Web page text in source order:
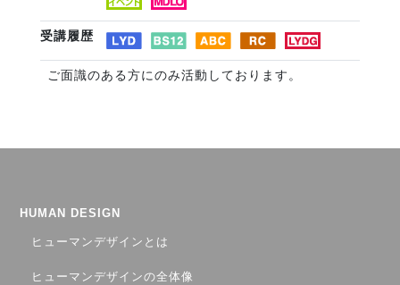
受講履歴
ご面識のある方にのみ活動しております。
HUMAN DESIGN
ヒューマンデザインとは
ヒューマンデザインの全体像